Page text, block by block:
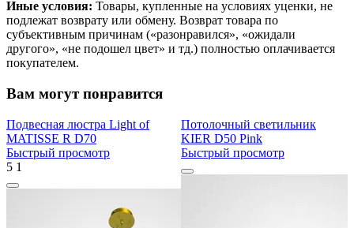
Иные условия: Товары, купленные на условиях уценки, не
подлежат возврату или обмену. Возврат товара по
субъективным причинам («разонравился», «ожидали
другого», «не подошел цвет» и тд.) полностью оплачивается
покупателем.
Вам могут понравится
Подвесная люстра Light of
MATISSE R D70
Быстрый просмотр
5 1
Потолочный светильник
KIER D50 Pink
Быстрый просмотр